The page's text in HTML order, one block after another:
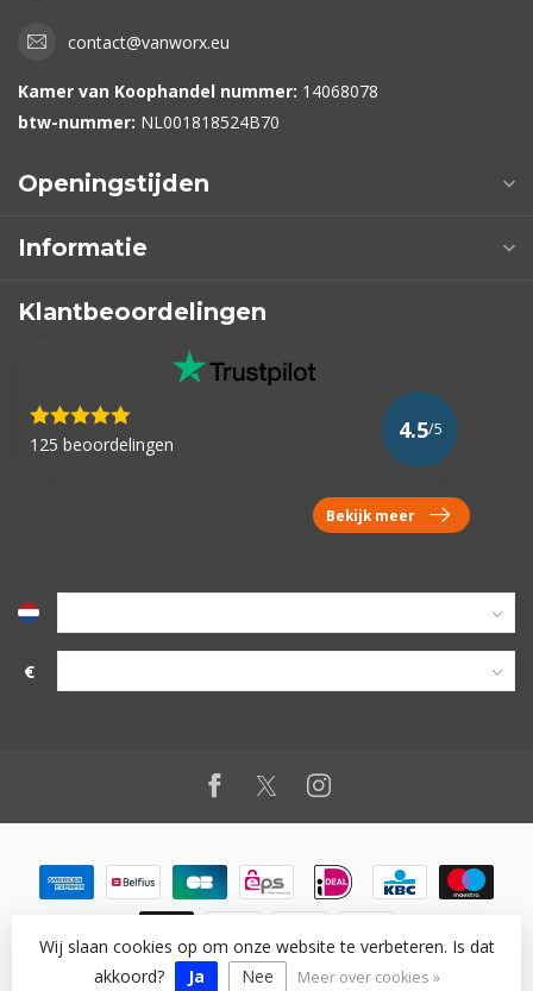
contact@vanworx.eu
Kamer van Koophandel nummer: 14068078
btw-nummer: NL001818524B70
Openingstijden
Informatie
Klantbeoordelingen
125 beoordelingen
4.5/5
Bekijk meer
€
© Copyright 2026 vanworx.eu
Wij slaan cookies op om onze website te verbeteren. Is dat
akkoord?
Ja Nee Meer over cookies »